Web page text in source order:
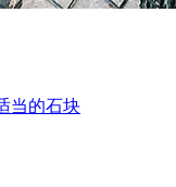
当的石块